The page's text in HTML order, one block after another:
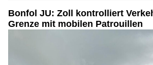
Bonfol JU: Zoll kontrolliert
Grenze mit mobilen Patrouillen